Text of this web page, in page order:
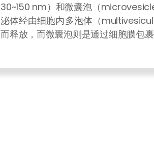
30~150 nm）和微囊泡（
泌体经由细胞内多泡体（
而释放，而微囊泡则是通过细胞膜包